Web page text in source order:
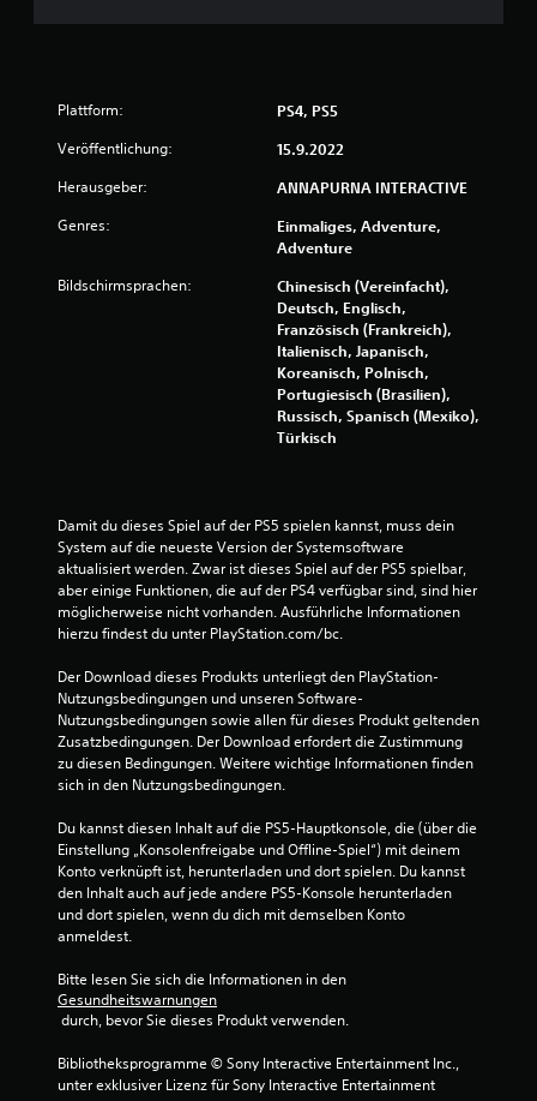
e
r
n
e
a
1
3
8
5
e
w
u
Plattform: PS4, PS5
Veröffentlichung: 15.9.2022
Herausgeber: ANNAPURNA INTERACTIVE
Genres:
Einmaliges, Adventure,
Adventure
Bildschirmsprachen:
Chinesisch (Vereinfacht),
Deutsch, Englisch,
Französisch (Frankreich),
Italienisch, Japanisch,
Koreanisch, Polnisch,
Portugiesisch (Brasilien),
Russisch, Spanisch (Mexiko),
Türkisch
Damit du dieses Spiel auf der PS5 spielen kannst, muss dein
System auf die neueste Version der Systemsoftware
aktualisiert werden. Zwar ist dieses Spiel auf der PS5 spielbar,
aber einige Funktionen, die auf der PS4 verfügbar sind, sind hier
möglicherweise nicht vorhanden. Ausführliche Informationen
hierzu findest du unter PlayStation.com/bc.
Der Download dieses Produkts unterliegt den PlayStation-
Nutzungsbedingungen und unseren Software-
Nutzungsbedingungen sowie allen für dieses Produkt geltenden
Zusatzbedingungen. Der Download erfordert die Zustimmung
zu diesen Bedingungen. Weitere wichtige Informationen finden
sich in den Nutzungsbedingungen.
Du kannst diesen Inhalt auf die PS5-Hauptkonsole, die (über die
Einstellung „Konsolenfreigabe und Offline-Spiel“) mit deinem
Konto verknüpft ist, herunterladen und dort spielen. Du kannst
den Inhalt auch auf jede andere PS5-Konsole herunterladen
und dort spielen, wenn du dich mit demselben Konto
anmeldest.
Bitte lesen Sie sich die Informationen in den
Gesundheitswarnungen
durch, bevor Sie dieses Produkt verwenden.
Bibliotheksprogramme © Sony Interactive Entertainment Inc.,
unter exklusiver Lizenz für Sony Interactive Entertainment